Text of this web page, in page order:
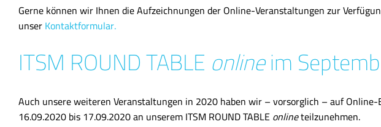
Gerne können wir Ihnen die Aufzeichnungen der Online-Veranstaltungen zur
unserKontaktformular.
ITSM ROUND TABLEonlineim
Auch unsere weiteren Veranstaltungen in 2020 haben wir – vorsorglich – auf
16.09.2020 bis 17.09.2020 an unserem ITSM ROUND TABLEonlineteilzunehmen.